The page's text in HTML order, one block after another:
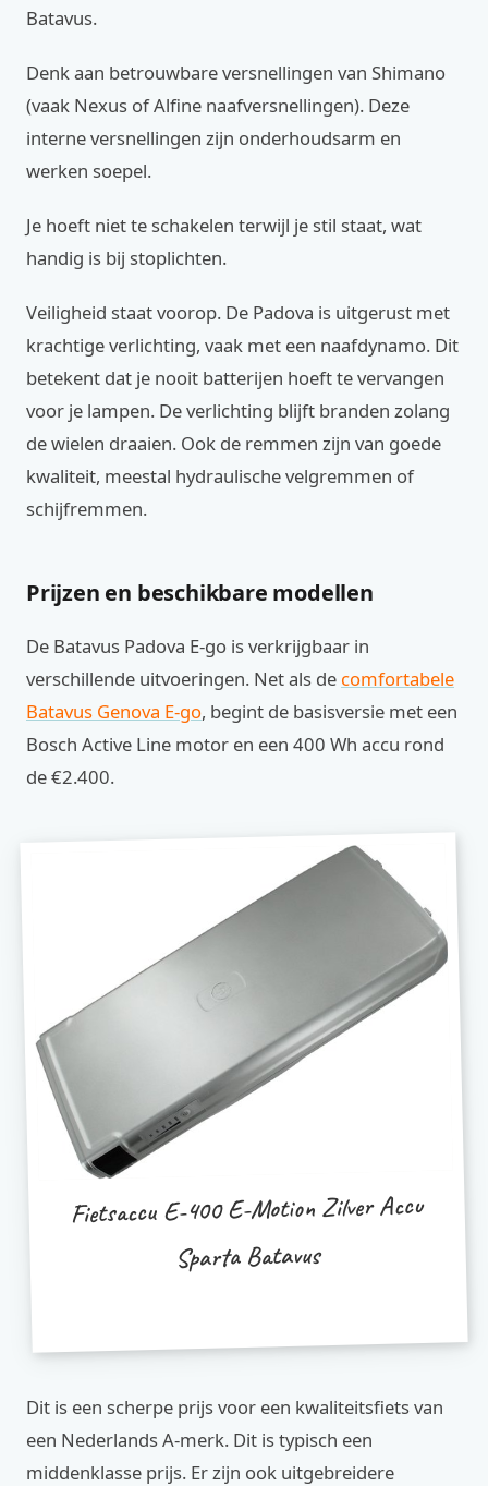
Batavus.
Denk aan betrouwbare versnellingen van Shimano
(vaak Nexus of Alfine naafversnellingen). Deze
interne versnellingen zijn onderhoudsarm en
werken soepel.
Je hoeft niet te schakelen terwijl je stil staat, wat
handig is bij stoplichten.
Veiligheid staat voorop. De Padova is uitgerust met
krachtige verlichting, vaak met een naafdynamo. Dit
betekent dat je nooit batterijen hoeft te vervangen
voor je lampen. De verlichting blijft branden zolang
de wielen draaien. Ook de remmen zijn van goede
kwaliteit, meestal hydraulische velgremmen of
schijfremmen.
Prijzen en beschikbare modellen
De Batavus Padova E-go is verkrijgbaar in
verschillende uitvoeringen. Net als de comfortabele
Batavus Genova E-go, begint de basisversie met een
Bosch Active Line motor en een 400 Wh accu rond
de €2.400.
Fietsaccu E-400 E-Motion Zilver Accu
Sparta Batavus
Dit is een scherpe prijs voor een kwaliteitsfiets van
een Nederlands A-merk. Dit is typisch een
middenklasse prijs. Er zijn ook uitgebreidere